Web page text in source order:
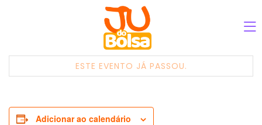
ESTE EVENTO JÁ PASSOU.
Adicionar ao calendário